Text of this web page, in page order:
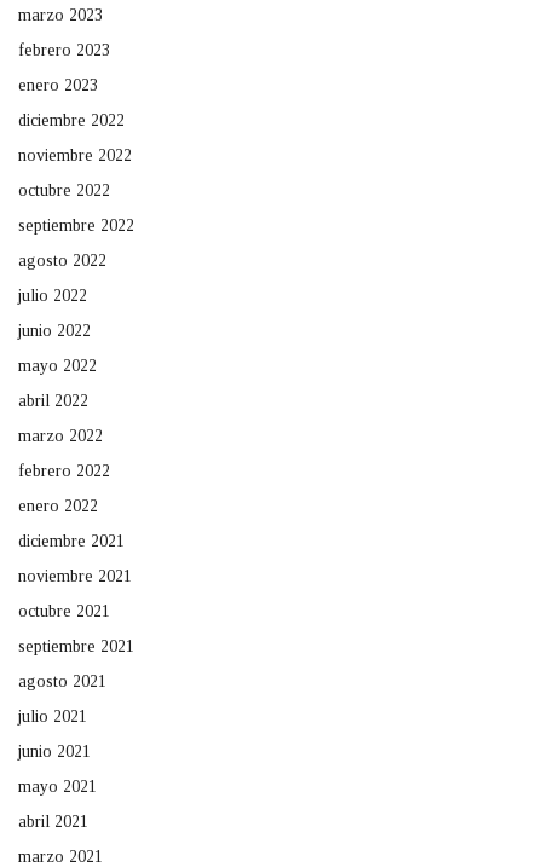
marzo 2023
febrero 2023
enero 2023
diciembre 2022
noviembre 2022
octubre 2022
septiembre 2022
agosto 2022
julio 2022
junio 2022
mayo 2022
abril 2022
marzo 2022
febrero 2022
enero 2022
diciembre 2021
noviembre 2021
octubre 2021
septiembre 2021
agosto 2021
julio 2021
junio 2021
mayo 2021
abril 2021
marzo 2021